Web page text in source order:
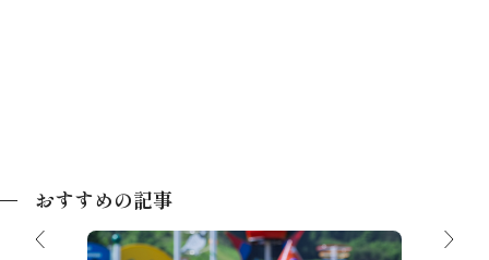
おすすめの記事